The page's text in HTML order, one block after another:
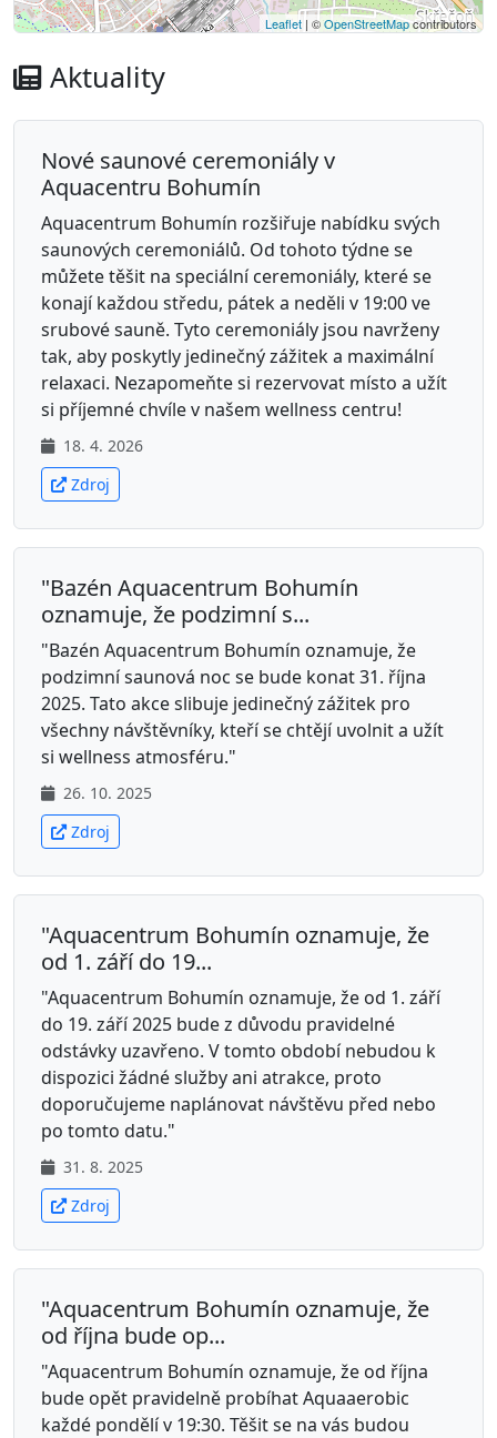
Leaflet | ©OpenStreetMapcontributors
Aktuality
Nové saunové ceremoniály v
Aquacentru Bohumín
Aquacentrum Bohumín rozšiřuje nabídku svých
saunových ceremoniálů. Od tohoto týdne se
můžete těšit na speciální ceremoniály, které se
konají každou středu, pátek a neděli v 19:00 ve
srubové sauně. Tyto ceremoniály jsou navrženy
tak, aby poskytly jedinečný zážitek a maximální
relaxaci. Nezapomeňte si rezervovat místo a užít
si příjemné chvíle v našem wellness centru!
18. 4. 2026
Zdroj
"Bazén Aquacentrum Bohumín
oznamuje, že podzimní s...
"Bazén Aquacentrum Bohumín oznamuje, že
podzimní saunová noc se bude konat 31. října
2025. Tato akce slibuje jedinečný zážitek pro
všechny návštěvníky, kteří se chtějí uvolnit a užít
si wellness atmosféru."
26. 10. 2025
Zdroj
"Aquacentrum Bohumín oznamuje, že
od 1. září do 19...
"Aquacentrum Bohumín oznamuje, že od 1. září
do 19. září 2025 bude z důvodu pravidelné
odstávky uzavřeno. V tomto období nebudou k
dispozici žádné služby ani atrakce, proto
doporučujeme naplánovat návštěvu před nebo
po tomto datu."
31. 8. 2025
Zdroj
"Aquacentrum Bohumín oznamuje, že
od října bude op...
"Aquacentrum Bohumín oznamuje, že od října
bude opět pravidelně probíhat Aquaaerobic
každé pondělí v 19:30. Těšit se na vás budou